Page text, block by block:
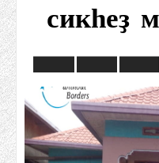
сикһеҙ